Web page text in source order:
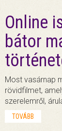
Online
bátor
Most vasárnap
rövidfilmet,
szerelemről,
TOVÁBB